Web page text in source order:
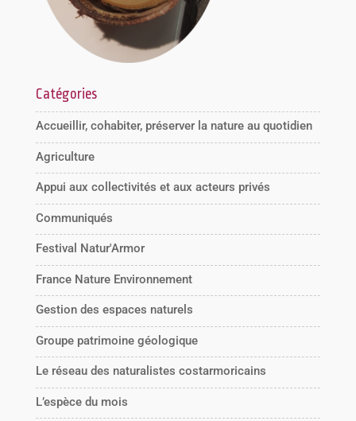
Catégories
Accueillir, cohabiter, préserver la nature au quotidien
Agriculture
Appui aux collectivités et aux acteurs privés
Communiqués
Festival Natur'Armor
France Nature Environnement
Gestion des espaces naturels
Groupe patrimoine géologique
Le réseau des naturalistes costarmoricains
L’espèce du mois